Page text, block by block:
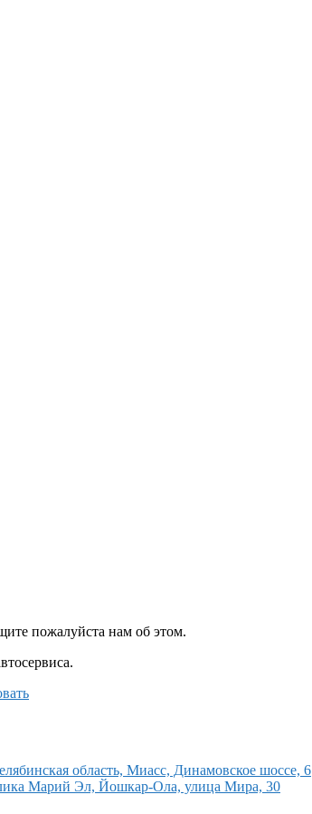
пожалуйста нам об этом.
область, Миасс, Динамовское шоссе, 6
Марий Эл, Йошкар-Ола, улица Мира, 30